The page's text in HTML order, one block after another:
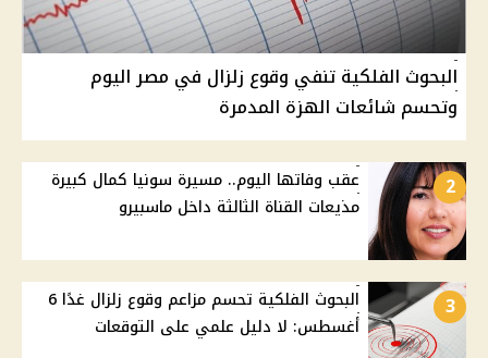
البحوث الفلكية تنفي وقوع زلزال في مصر اليوم
وتحسم شائعات الهزة المدمرة
2
عقب وفاتها اليوم.. مسيرة سونيا كمال كبيرة
مذيعات القناة الثالثة داخل ماسبيرو
3
البحوث الفلكية تحسم مزاعم وقوع زلزال غدًا 6
أغسطس: لا دليل علمي على التوقعات